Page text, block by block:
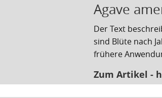
Agave
Der Text
sind Blüte nach
frühere
Zum Artikel -